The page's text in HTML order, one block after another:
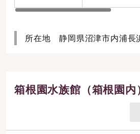
所在地 静岡県沼津市内浦長
箱根園水族館（箱根園内